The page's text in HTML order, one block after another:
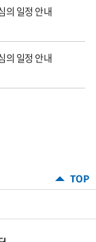
의 일정 안내
의 일정 안내